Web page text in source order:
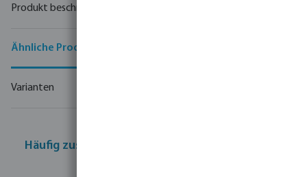
Produkt beschreibung
Ähnliche Produkte
Varianten
Häufig zusammen gekauft